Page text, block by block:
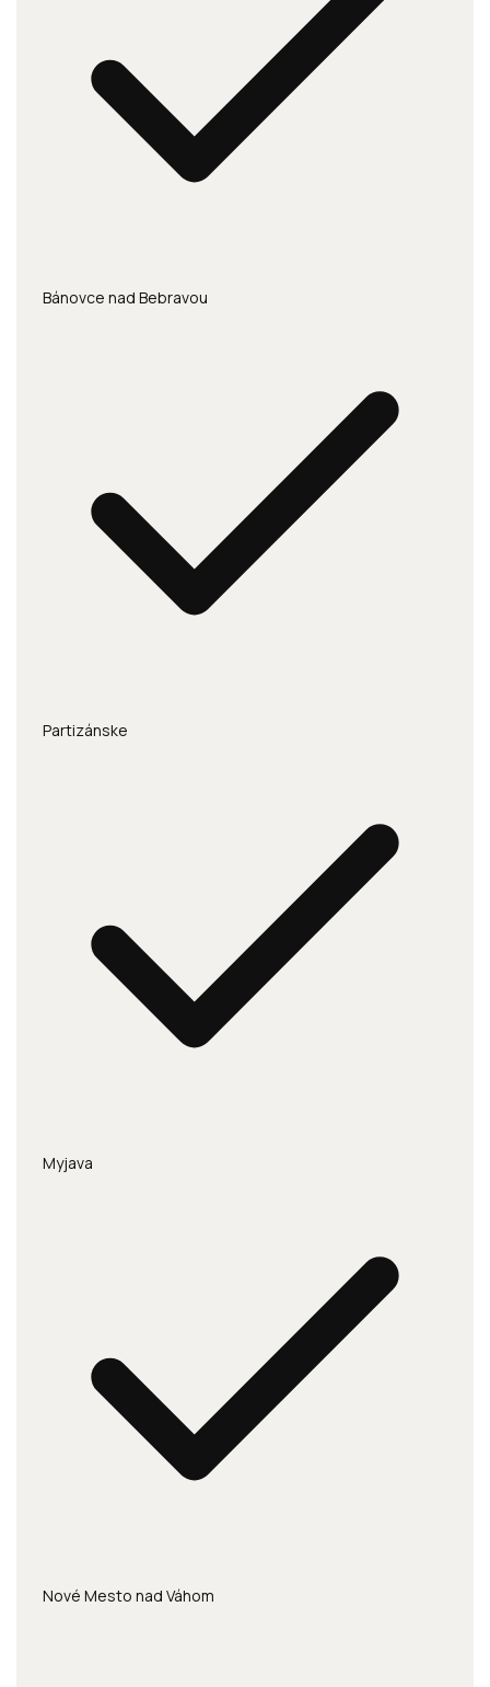
Bánovce nad Bebravou
Partizánske
Myjava
Nové Mesto nad Váhom